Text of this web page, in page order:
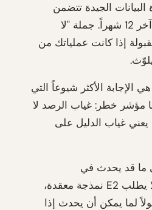
الجيدة تتضمن
بيانات رصد فعلية من آخر 12 شهراً. جملة "لا
إذا كانت عملياتك من
الإجابة الأكثر شيوعاً التي
مؤشر خطر: غياب الرصد لا
غياب الدليل على
ما قد يحدث في
سيناريوهات مختلفة. لا يطلب E2 نمذجة معقدة،
لما يمكن أن يحدث إذا